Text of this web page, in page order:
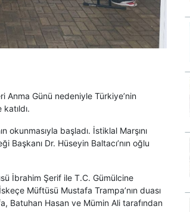
Anma Günü nedeniyle Türkiye’nin
okunmasıyla başladı. İstiklal Marşını
Başkanı Dr. Hüseyin Baltacı’nın oğlu
İbrahim Şerif ile T.C. Gümülcine
Müftüsü Mustafa Trampa’nın duası
Batuhan Hasan ve Mümin Ali tarafından